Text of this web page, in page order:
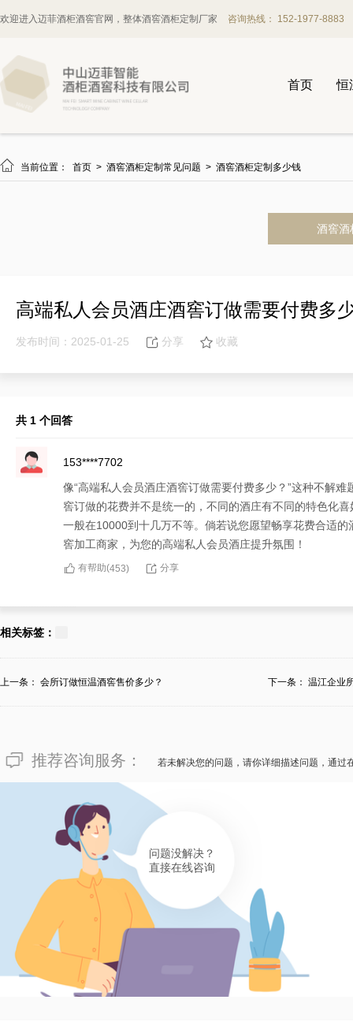
欢迎进入迈菲酒柜酒窖官网，整体酒窖酒柜定制厂家 咨询热线： 152-1977-8883
首页 恒
 当前位置： 首页 > 酒窖酒柜定制常见问题 > 酒窖酒柜定制多少钱
酒窖酒
高端私人会员酒庄酒窖订做需要付费多
发布时间：2025-01-25 分享 收藏
共 1 个回答
153****7702
像“高端私人会员酒庄酒窖订做需要付费多少？”这种不解
窖订做的花费并不是统一的，不同的酒庄有不同的特色化
一般在10000到十几万不等。倘若说您愿望畅享花费合适
窖加工商家，为您的高端私人会员酒庄提升氛围！
有帮助(453) 分享
相关标签：
上一条： 会所订做恒温酒窖售价多少？ 下一条： 温江企业
推荐咨询服务： 若未解决您的问题，请你详细描述问题，通过
问题没解决？
直接在线咨询